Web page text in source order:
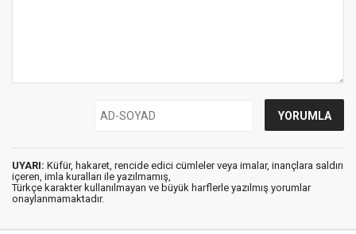
UYARI: Küfür, hakaret, rencide edici cümleler veya imalar, inançlara saldırı
içeren, imla kuralları ile yazılmamış,
Türkçe karakter kullanılmayan ve büyük harflerle yazılmış yorumlar
onaylanmamaktadır.